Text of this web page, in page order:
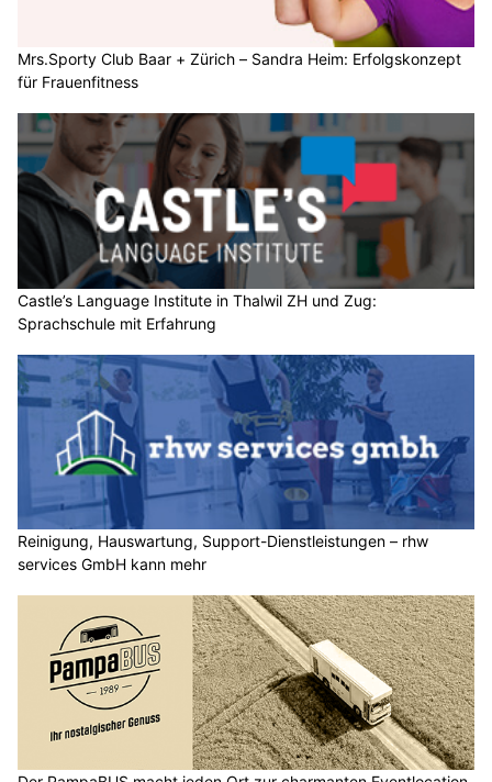
Mrs.Sporty Club Baar + Zürich – Sandra Heim: Erfolgskonzept
für Frauenfitness
Castle’s Language Institute in Thalwil ZH und Zug:
Sprachschule mit Erfahrung
Reinigung, Hauswartung, Support-Dienstleistungen – rhw
services GmbH kann mehr